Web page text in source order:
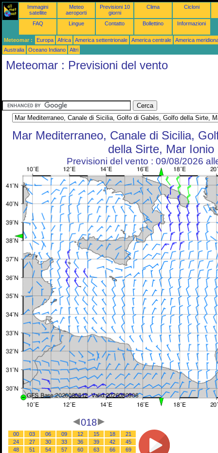
Immagini
satellite
Meteo
aeroporti
Previsioni 10
giorni
Clima Cicloni
FAQ Lingue Contatto Bollettino Informazioni
Meteomar : Europa Africa America settentrionale America centrale
America
Australia
Oceano Indiano Altri
Meteomar : Previsioni del vento
Mar Mediterraneo, Canale di Sicilia,
della Sirte, Mar Ionio
Previsioni del vento : 09/08/2026
018
00 03 06 09 12 15 18
21
24
27 30 33 36 39 42
45
48
51 54 57 60 63 66
69